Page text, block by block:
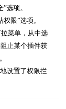
选项。
限”选项。
菜单，从中选
止某个插件获
设置了权限拦